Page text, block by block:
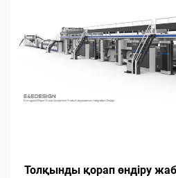
Толқынды қорап өндіру